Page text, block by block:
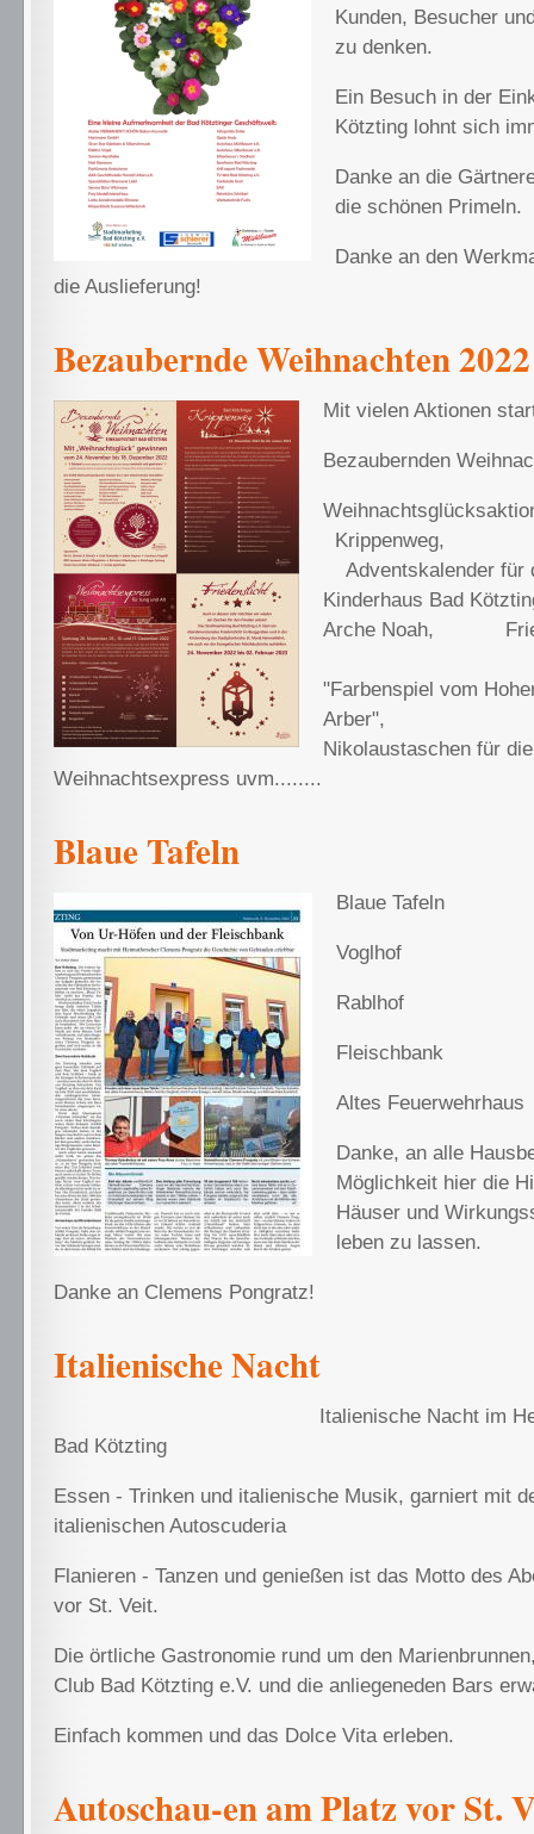
Kunden, Besucher
zu denken.
Ein Besuch in der
Kötzting lohnt sich
Danke an die
die schönen Primeln.
Danke an den
die Auslieferung!
Bezaubernde Weihnachten 2022
Mit vielen Aktionen
Bezaubernden
Adventskalender für
Kinderhaus Bad
Arche Noah,
"Farbenspiel vom
Nikolaustaschen
Weihnachtsexpress uvm........
Blaue Tafeln
Blaue Tafeln
Voglhof
Rablhof
Fleischbank
Altes Feuerwehrhaus
Danke, an alle
Möglichkeit hier die
Häuser und
leben zu lassen.
Danke an Clemens Pongratz!
Italienische Nacht
Italienische Nacht im
Bad Kötzting
Essen - Trinken und italienische Musik, garniert mit
italienischen Autoscuderia
Flanieren - Tanzen und genießen ist das Motto des
vor St. Veit.
Die örtliche Gastronomie rund um den
Club Bad Kötzting e.V. und die anliegeneden Bars
Einfach kommen und das Dolce Vita erleben.
Autoschau-en am Platz vor St.